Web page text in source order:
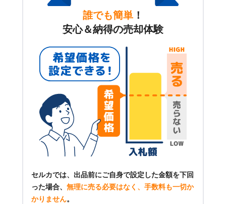
誰でも簡単 ！
安心＆納得の売却体験
セルカでは、出品前にご自身で設定した金額を下回
った場合、 無理に売る必要はなく、手数料も一切か
かりません。